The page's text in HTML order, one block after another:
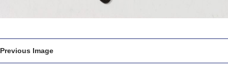
Previous Image